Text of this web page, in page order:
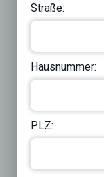
Straße:
Hausnummer:
PLZ: